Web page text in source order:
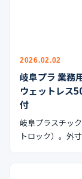
2026.02.02
岐阜プラ 業務
ウェットレス
付
岐阜プラスチッ
トロック）。外